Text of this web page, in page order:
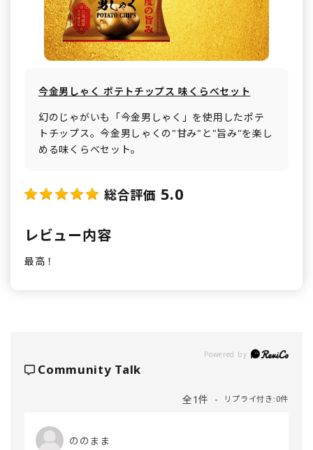
今金男しゃく ポテトチップス 味くらべセット
幻のじゃがいも「今金男しゃく」を使用したポテ
トチップス。今金男しゃくの"甘み"と"旨み"を楽し
める味くらべセット。
総合評価 5.0
レビュー内容
最高！
Powered by
Community Talk
全1件 リプライ付き:0件
ののまま